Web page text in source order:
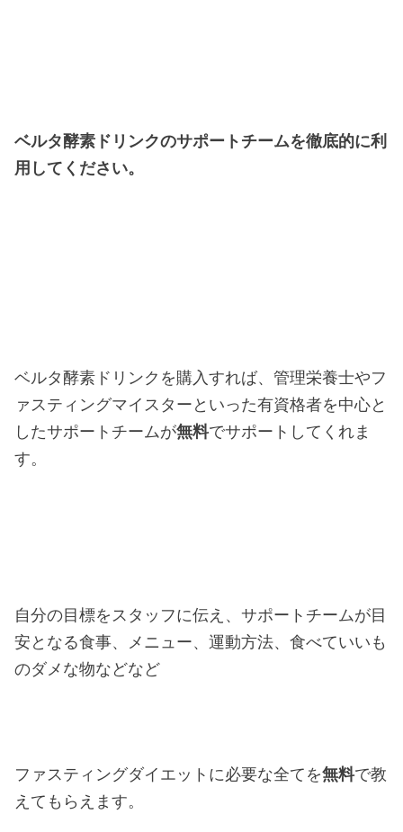
ベルタ酵素ドリンクのサポートチームを徹底的に利
用してください。
ベルタ酵素ドリンクを購入すれば、管理栄養士やフ
ァスティングマイスターといった有資格者を中心と
したサポートチームが無料でサポートしてくれま
す。
自分の目標をスタッフに伝え、サポートチームが目
安となる食事、メニュー、運動方法、食べていいも
のダメな物などなど
ファスティングダイエットに必要な全てを無料で教
えてもらえます。